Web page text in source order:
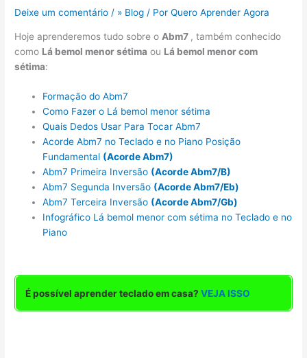
Deixe um comentário / » Blog / PorQuero Aprender Agora
Hoje aprenderemos tudo sobre o Abm7 , também conhecido
como Lá bemol menor sétima ou Lá bemol menor com
sétima:
Formação do Abm7
Como Fazer o Lá bemol menor sétima
Quais Dedos Usar Para Tocar Abm7
Acorde Abm7 no Teclado e no Piano Posição
Fundamental (Acorde Abm7)
Abm7 Primeira Inversão (Acorde Abm7/B)
Abm7 Segunda Inversão (Acorde Abm7/Eb)
Abm7 Terceira Inversão (Acorde Abm7/Gb)
Infográfico Lá bemol menor com sétima no Teclado e no
Piano
É possível aprender teclado em casa? VEJA ISSO